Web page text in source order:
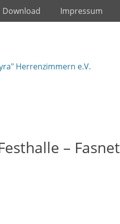
Download Impressum
– Fasnet